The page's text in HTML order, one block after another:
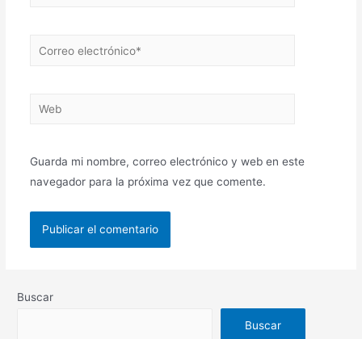
Guarda mi nombre, correo electrónico y web en este
navegador para la próxima vez que comente.
Buscar
Buscar